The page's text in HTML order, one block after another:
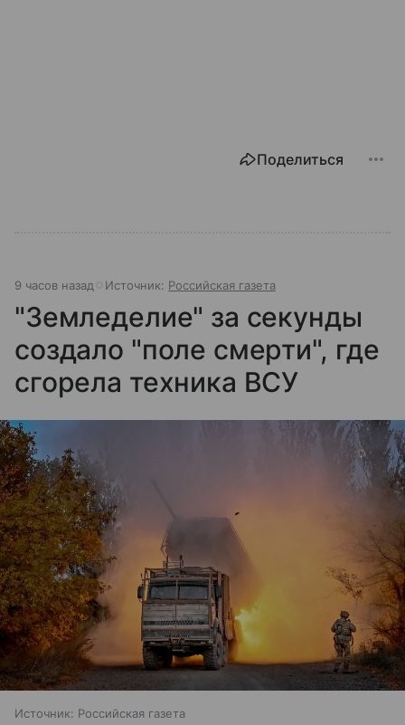
Поделиться
9 часов назад Источник: Российская газета
"Земледелие" за секунды
создало "поле смерти", где
сгорела техника ВСУ
Источник: Российская газета